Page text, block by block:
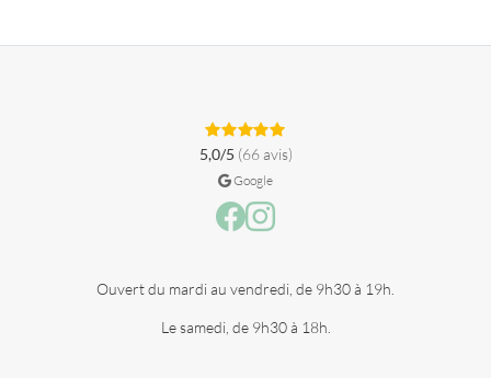
5,0/5 (66 avis)
Google
Facebook
Instagram
Ouvert du mardi au vendredi, de 9h30 à 19h.
Le samedi, de 9h30 à 18h.